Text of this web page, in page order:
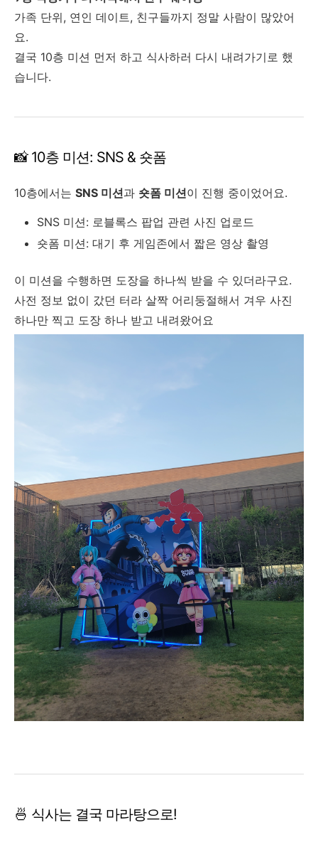
가족 단위, 연인 데이트, 친구들까지 정말 사람이 많았어
요.
결국 10층 미션 먼저 하고 식사하러 다시 내려가기로 했
습니다.
📸 10층 미션: SNS & 숏폼
10층에서는 SNS 미션과 숏폼 미션이 진행 중이었어요.
SNS 미션: 로블록스 팝업 관련 사진 업로드
숏폼 미션: 대기 후 게임존에서 짧은 영상 촬영
이 미션을 수행하면 도장을 하나씩 받을 수 있더라구요.
사전 정보 없이 갔던 터라 살짝 어리둥절해서 겨우 사진
하나만 찍고 도장 하나 받고 내려왔어요
🍜 식사는 결국 마라탕으로!